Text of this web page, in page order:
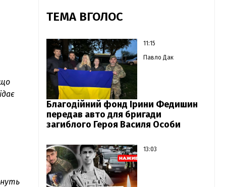
ТЕМА ВГОЛОС
11:15
Павло Дак
Благодійний фонд Ірини Федишин
передав авто для бригади
загиблого Героя Василя Особи
13:03